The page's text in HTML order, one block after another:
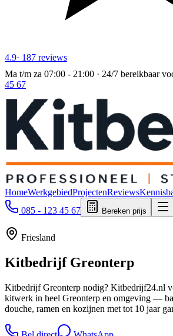
4.9· 187 reviews
Ma t/m za 07:00 - 21:00 · 24/7 bereikbaar
45 67
HomeWerkgebiedProjectenReviews
085 - 123 45 67
Bereken prijs
Friesland
Kitbedrijf Greonterp
Kitbedrijf Greonterp nodig? Kitbedrijf24.nl
kitwerk in heel Greonterp en omgeving —
douche, ramen en kozijnen met tot 10 jaar